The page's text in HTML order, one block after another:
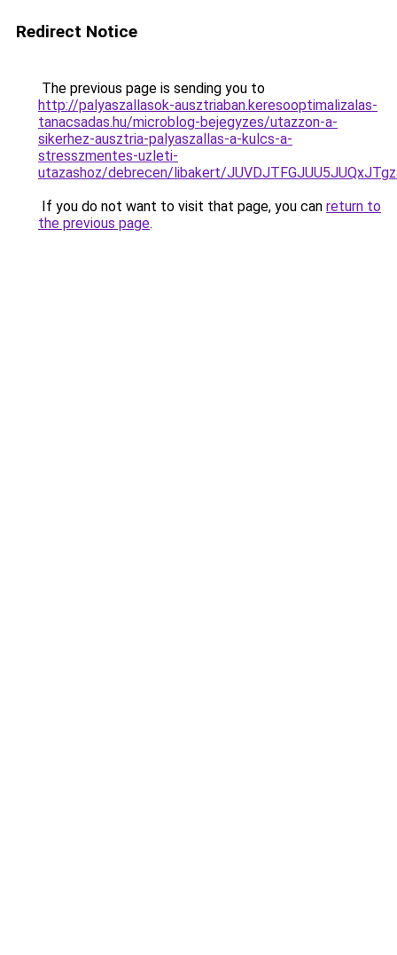
Redirect Notice
The previous page is sending you to
http://palyaszallasok-ausztriaban.keresooptimalizalas-
tanacsadas.hu/microblog-bejegyzes/utazzon-a-
sikerhez-ausztria-palyaszallas-a-kulcs-a-
stresszmentes-uzleti-
utazashoz/debrecen/libakert/
If you do not want to visit that page, you can return to
the previous page.